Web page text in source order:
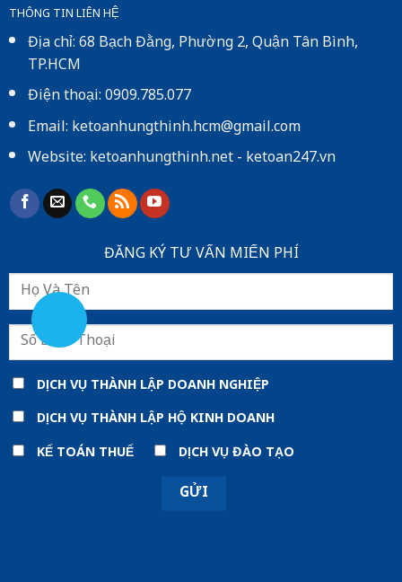
THÔNG TIN LIÊN HỆ
Địa chỉ: 68 Bạch Đằng, Phường 2, Quận Tân Bình,
TP.HCM
Điện thoại: 0909.785.077
Email: ketoanhungthinh.hcm@gmail.com
Website:ketoanhungthinh.net-ketoan247.vn
ĐĂNG KÝ TƯ VẤN MIẾN PHÍ
DỊCH VỤ THÀNH LẬP DOANH NGHIỆP
DỊCH VỤ THÀNH LẬP HỘ KINH DOANH
KẾ TOÁN THUẾ
DỊCH VỤ ĐÀO TẠO